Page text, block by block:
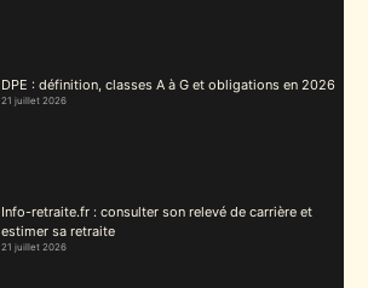
DPE : définition, classes A à G et obligations en 2026
21 juillet 2026
Info-retraite.fr : consulter son relevé de carrière et
estimer sa retraite
21 juillet 2026